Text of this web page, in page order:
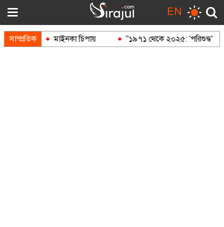
EN
সাম্প্রতিক মাইনকা চিপায় "১৯৭১ থেকে ২০২৫: 'পরিশুদ্ধ'